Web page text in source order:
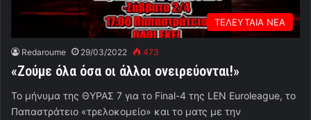
ΤΕΛΕΥΤΑΙΑ ΝΕΑ
Redaroume 29/03/2022 473
«Ζούμε όλα όσα οι άλλοι ονειρεύονται!»
Το μήνυμα της ΘΥΡΑΣ 7 για το Final-4 της LEN Euroleague, το
Παπαστράτειο «τρελοκομείο» και το ματς με την